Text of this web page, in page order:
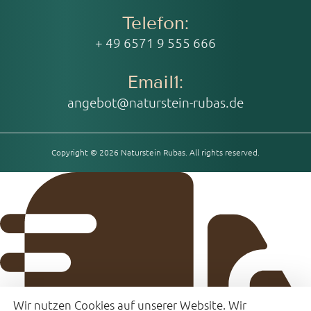
Telefon:
+ 49 6571 9 555 666
Email1:
angebot@naturstein-rubas.de
Copyright © 2026 Naturstein Rubas. All rights reserved.
Wir nutzen Cookies auf unserer Website. Wir